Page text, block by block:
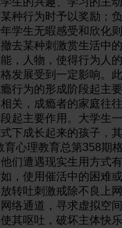
种行为时予以奖励；
学生无暇感受和欣化
去某种刺激赏生活中
，人物，使得行为人
发展受到一定影响。
行为的形成阶段起主
关，成瘾者的家庭往
起主要作用。大学生
下成长起来的孩子，其
育心理教育总第358期
们遭遇现实生用方式
，使用催活中的困难
转吐刺激戒除不良上
络通道，寻求虚拟空
其呕吐，破坏主体快